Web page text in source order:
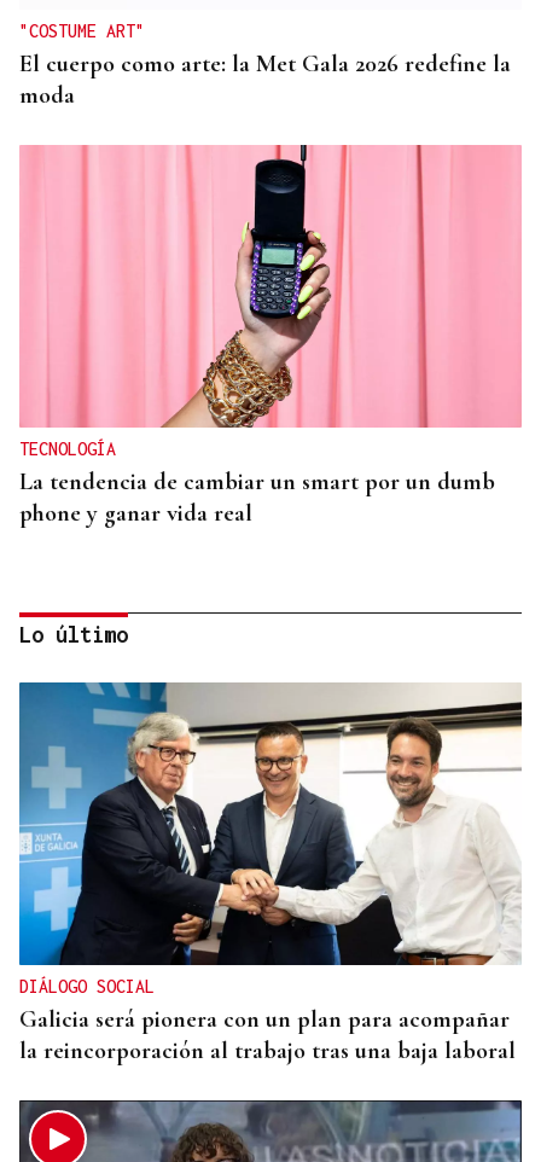
"COSTUME ART"
El cuerpo como arte: la Met Gala 2026 redefine la
moda
TECNOLOGÍA
La tendencia de cambiar un smart por un dumb
phone y ganar vida real
MODA
Black Friday 2025: el (ya no tan) secreto mejor
guardado del armario de las que más saben
Lo último
DIÁLOGO SOCIAL
Galicia será pionera con un plan para acompañar
la reincorporación al trabajo tras una baja laboral